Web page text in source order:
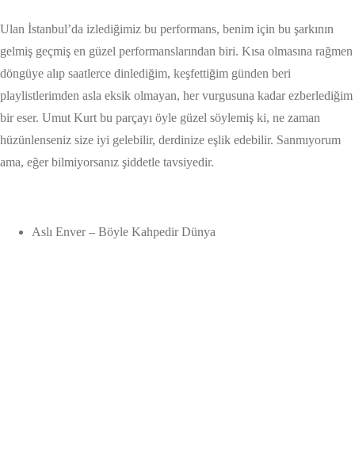
Ulan İstanbul’da izlediğimiz bu performans, benim için bu şarkının
gelmiş geçmiş en güzel performanslarından biri. Kısa olmasına rağmen
döngüye alıp saatlerce dinlediğim, keşfettiğim günden beri
playlistlerimden asla eksik olmayan, her vurgusuna kadar ezberlediğim
bir eser. Umut Kurt bu parçayı öyle güzel söylemiş ki, ne zaman
hüzünlenseniz size iyi gelebilir, derdinize eşlik edebilir. Sanmıyorum
ama, eğer bilmiyorsanız şiddetle tavsiyedir.
Aslı Enver – Böyle Kahpedir Dünya